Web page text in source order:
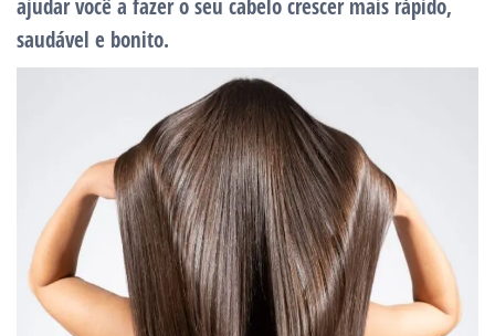
ajudar você a fazer o seu cabelo crescer mais rápido,
saudável e bonito.